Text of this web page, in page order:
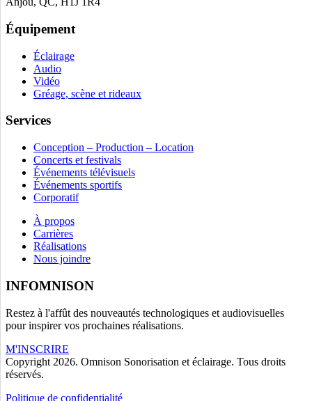
Équipement
Éclairage
Audio
Vidéo
Gréage, scène et rideaux
Services
Conception – Production – Location
Concerts et festivals
Événements télévisuels
Événements sportifs
Corporatif
À propos
Carrières
Réalisations
Nous joindre
INFOMNISON
Restez à l'affût des nouveautés technologiques et audiovisuelles
pour inspirer vos prochaines réalisations.
M'INSCRIRE
Copyright 2026. Omnison Sonorisation et éclairage. Tous droits
réservés.
Politique de confidentialité